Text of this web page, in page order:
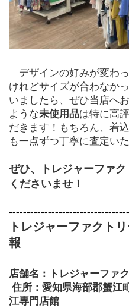
「デザインの好みが変わ
けれどサイズが合わなか
いましたら、ぜひ当店へ
ような未使用品は特に高
だきます！もちろん、着
も一点ずつ丁寧に査定いた
ぜひ、トレジャーファ
くださいませ！
トレジャーファクト
報
店舗名：トレジャーファ
江専門店館